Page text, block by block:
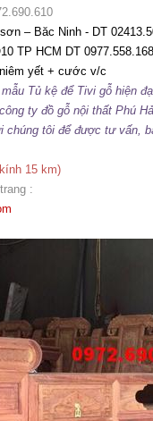
– Băc Ninh - DT
TP HCM DT 0977.558.168
yết + cước v/c
Tủ kệ để Tivi gỗ hiện
ty đồ gỗ nội thất Phú
tôi để được tư vấn,
15 km)
: